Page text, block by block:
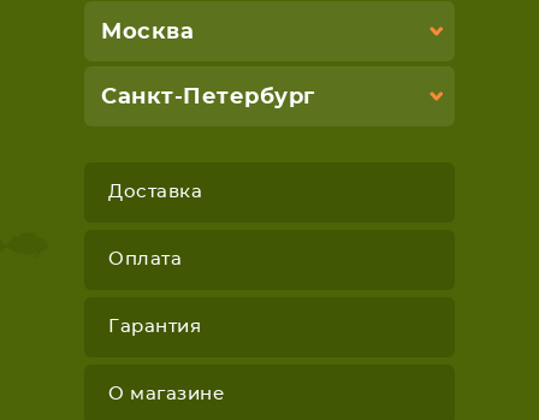
Москва
Санкт-Петербург
Доставка
Оплата
Гарантия
О магазине